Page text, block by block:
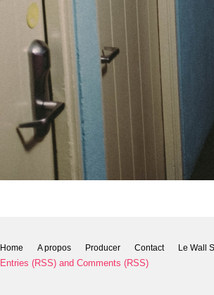
Home A propos Producer Contact Le Wall
Entries (RSS) and Comments (RSS)